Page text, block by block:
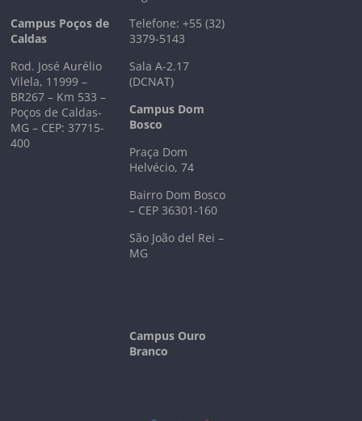
Campus Poços de
Caldas
Rod. José Aurélio
Vilela, 11999 –
BR267 – Km 533 –
Poços de Caldas-
MG – CEP: 37715-
400
Telefone: +55 (32)
3379-5143
Sala A-2.17
(DCNAT)
Campus Dom
Bosco
Praça Dom
Helvécio, 74
Bairro Dom Bosco
– CEP 36301-160
São João del Rei –
MG
Campus Ouro
Branco